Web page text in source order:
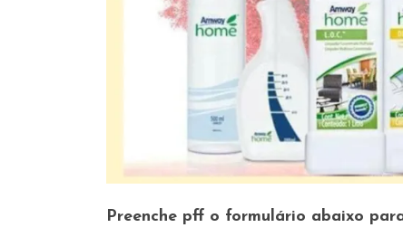
Preenche pff o formulário abaixo